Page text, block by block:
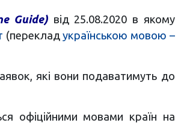
Guide) від 25.08.2020 в якому
(перекладукраїнською мовою –
які вони подаватимуть до
офіційними мовами країн на